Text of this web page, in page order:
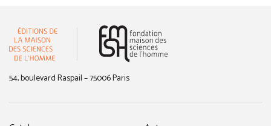
54, boulevard Raspail – 75006 Paris